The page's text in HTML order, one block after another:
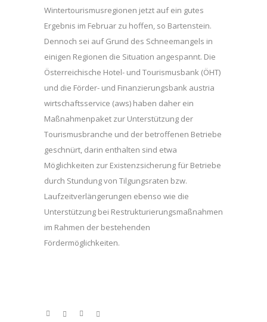
Wintertourismusregionen jetzt auf ein gutes
Ergebnis im Februar zu hoffen, so Bartenstein.
Dennoch sei auf Grund des Schneemangels in
einigen Regionen die Situation angespannt. Die
Österreichische Hotel- und Tourismusbank (ÖHT)
und die Förder- und Finanzierungsbank austria
wirtschaftsservice (aws) haben daher ein
Maßnahmenpaket zur Unterstützung der
Tourismusbranche und der betroffenen Betriebe
geschnürt, darin enthalten sind etwa
Möglichkeiten zur Existenzsicherung für Betriebe
durch Stundung von Tilgungsraten bzw.
Laufzeitverlängerungen ebenso wie die
Unterstützung bei Restrukturierungsmaßnahmen
im Rahmen der bestehenden
Fördermöglichkeiten.